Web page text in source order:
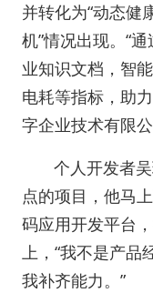
并转化为“动态健
机”情况出现。“
业知识文档，智
电耗等指标，助
字企业技术有限
个人开发者
点的项目，他马
码应用开发平台
上，“我不是产品
我补齐能力。”